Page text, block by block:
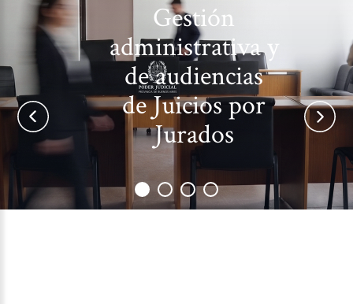
Gestión
administrativa y
de audiencias
de Juicios por
Jurados